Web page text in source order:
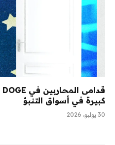
كبيرة في أسواق التنبؤ
30 يوليو، 2026